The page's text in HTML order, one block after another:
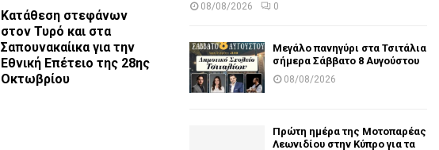
Κατάθεση στεφάνων
στον Τυρό και στα
Σαπουνακαίικα για την
Εθνική Επέτειο της 28ης
Οκτωβρίου
08/08/2026 0
Μεγάλο πανηγύρι στα Τσιτάλια
σήμερα Σάββατο 8 Αυγούστου
08/08/2026
Πρώτη ημέρα της Μοτοπαρέας
Λεωνιδίου στην Κύπρο για τα